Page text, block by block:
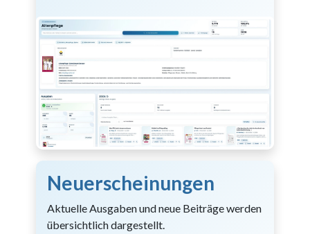
Neuerscheinungen
Aktuelle Ausgaben und neue Beiträge werden
übersichtlich dargestellt.